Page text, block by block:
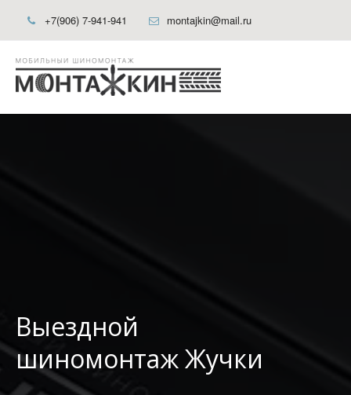
+7(906) 7-941-941 montajkin@mail.ru
Выездной
шиномонтаж Жучки